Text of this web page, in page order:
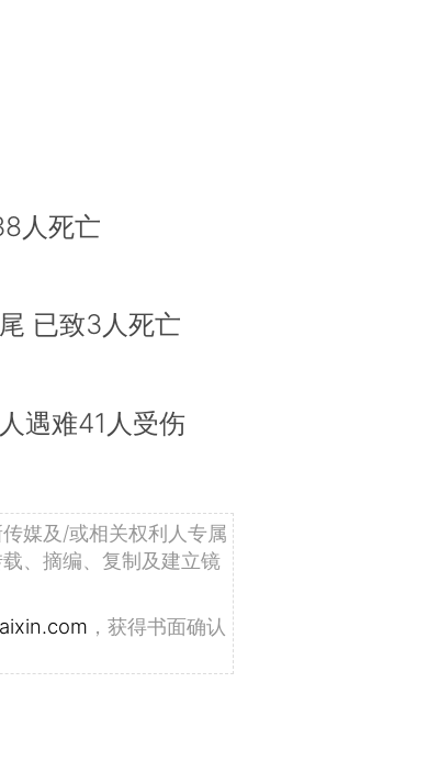
人死亡
已致3人死亡
遇难41人受伤
媒及/或相关权利人专属
、摘编、复制及建立镜
，获得书面确认